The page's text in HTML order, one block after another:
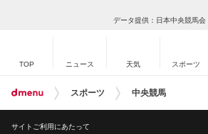
データ提供：日本中央競馬会
TOP ニュース 天気 スポーツ
スポーツ 中央競馬
サイトご利用にあたって